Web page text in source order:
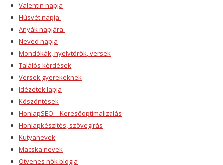
Valentin napja
Húsvét napja:
Anyák napjára:
Neved napja
Mondókák, nyelvtörők, versek
Találós kérdések
Versek gyerekeknek
Idézetek lapja
Köszöntések
HonlapSEO – Keresőoptimalizálás
Honlapkészítés, szövegírás
Kutyanevek
Macska nevek
Ötvenes nők blogja